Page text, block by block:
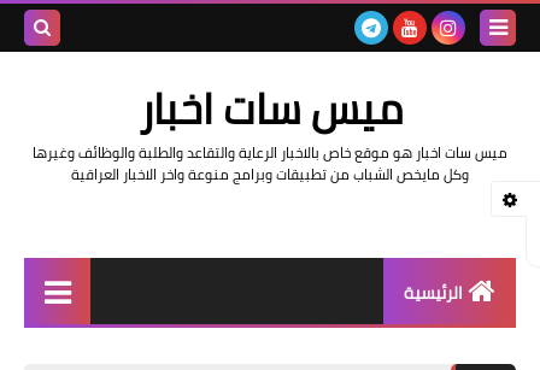
ميس سات اخبار
ميس سات اخبار هو موقع خاص بالاخبار الرعاية والتقاعد والطلبة والوظائف وغيرها
وكل مايخص الشباب من تطبيقات وبرامج منوعة واخر الاخبار العراقية
الرئيسية